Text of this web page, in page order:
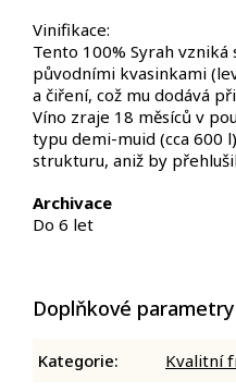
Vinifikace:
Tento 100% Syrah
původními kvasinkami
a čiření, což mu dodává
Víno zraje 18 měsíců v
typu demi-muid (cca 600
strukturu, aniž by
Archivace
Do 6 let
Doplňkové parametry
Kategorie:
Kvalitní